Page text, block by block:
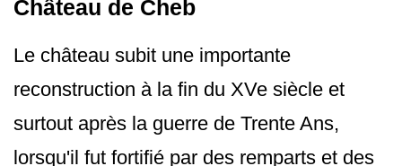
Château de Cheb
Le château subit une importante
reconstruction à la fin du XVe siècle et
surtout après la guerre de Trente Ans,
lorsqu'il fut fortifié par des remparts et des